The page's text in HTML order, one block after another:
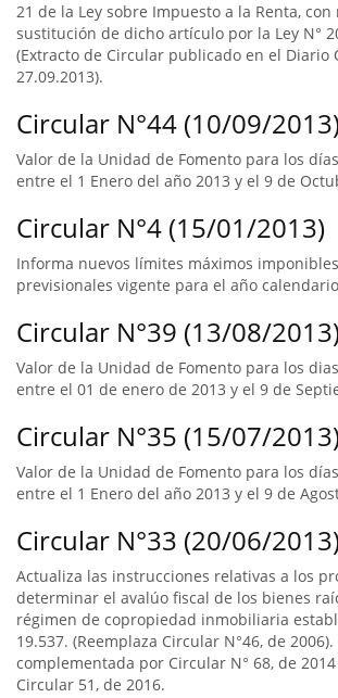
21 de la Ley sobre Impuesto a la Renta, con
sustitución de dicho artículo por la Ley N°
(Extracto de Circular publicado en el Diario
27.09.2013).
Circular N°44 (10/09/
Valor de la Unidad de Fomento para los
entre el 1 Enero del año 2013 y el 9 de
Circular N°4 (15/01/2013)
Informa nuevos límites máximos
previsionales vigente para el año
Circular N°39 (13/08/
Valor de la Unidad de Fomento para los
entre el 01 de enero de 2013 y el 9 de
Circular N°35 (15/07/
Valor de la Unidad de Fomento para los
entre el 1 Enero del año 2013 y el 9 de
Circular N°33 (20/06/
Actualiza las instrucciones relativas a los
determinar el avalúo fiscal de los bienes
régimen de copropiedad inmobiliaria
19.537. (Reemplaza Circular N°46, de
complementada por Circular N° 68, de
Circular 51, de 2016.